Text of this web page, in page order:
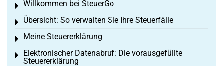
Willkommen bei SteuerGo
Toggle menu
Übersicht: So verwalten Sie Ihre Steuerfälle
Toggle menu
Meine Steuererklärung
Toggle menu
Elektronischer Datenabruf: Die vorausgefüllte
Steuererklärung
Toggle menu